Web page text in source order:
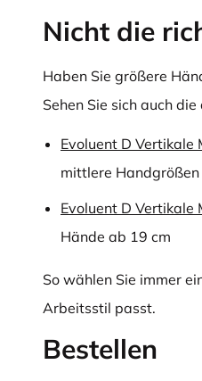
Nicht die
Haben Sie größere
Sehen Sie sich auch
Evoluent D Vertikale
mittlere
Evoluent D Vertikale
Hände ab 19 cm
So wählen Sie immer
Arbeitsstil passt.
Bestellen